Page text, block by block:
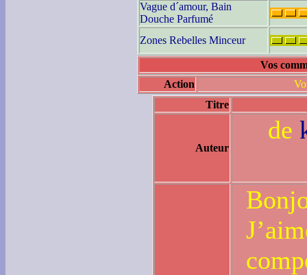
Vague d´amour, Bain
Douche Parfumé
Zones Rebelles Minceur
Vos
Action
Titre
Auteur
de